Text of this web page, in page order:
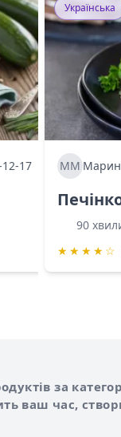
17
Українська
ММ
90
★ ★ ★ ★ ☆
за
ваш час,